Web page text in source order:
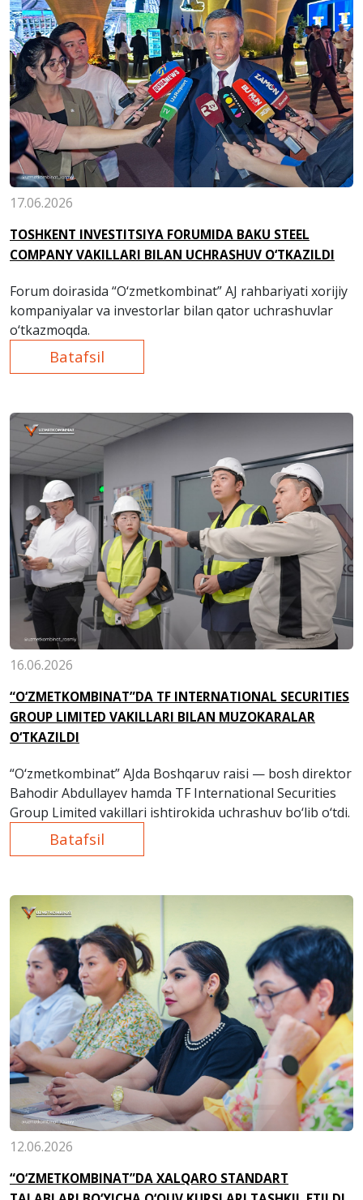
17.06.2026
TOSHKENT INVESTITSIYA FORUMIDA BAKU STEEL
COMPANY VAKILLARI BILAN UCHRASHUV O‘TKAZILDI
Forum doirasida “O‘zmetkombinat” AJ rahbariyati xorijiy
kompaniyalar va investorlar bilan qator uchrashuvlar
o‘tkazmoqda.
Batafsil
16.06.2026
“O‘ZMETKOMBINAT”DA TF INTERNATIONAL SECURITIES
GROUP LIMITED VAKILLARI BILAN MUZOKARALAR
O‘TKAZILDI
“O‘zmetkombinat” AJda Boshqaruv raisi — bosh direktor
Bahodir Abdullayev hamda TF International Securities
Group Limited vakillari ishtirokida uchrashuv bo‘lib o‘tdi.
Batafsil
12.06.2026
“O‘ZMETKOMBINAT”DA XALQARO STANDART